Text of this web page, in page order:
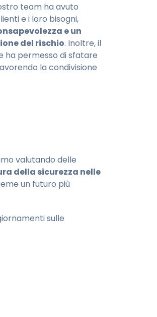
team ha avuto
e i loro bisogni,
e un
del rischio. Inoltre, il
ha permesso di sfatare
la condivisione
valutando delle
della sicurezza nelle
un futuro più
sulle